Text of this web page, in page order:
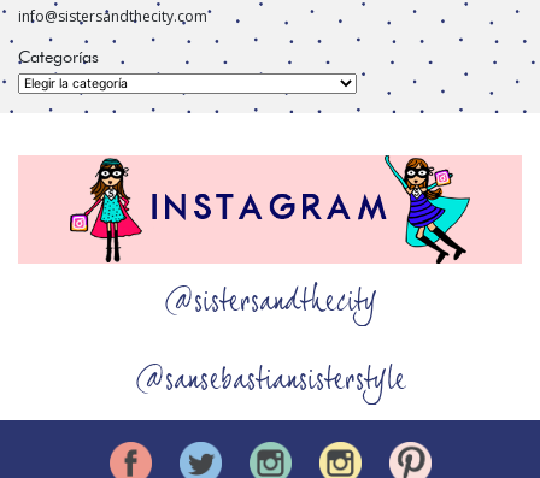
info@sistersandthecity.com
Categorías
Categorías
@sistersandthecity
@sansebastiansisterstyle